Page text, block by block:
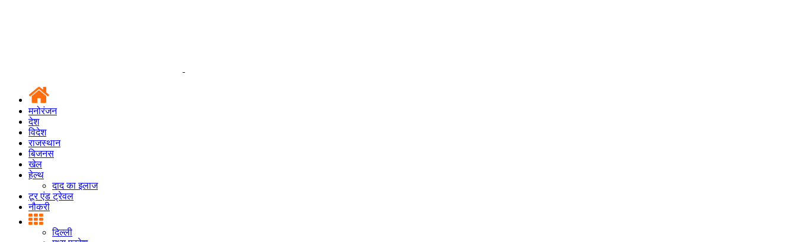
मनोरंजन
देश
विदेश
राजस्थान
बिजनस
खेल
हेल्थ
दाद का इलाज
टूर एंड ट्रेवल
नौकरी
दिल्ली